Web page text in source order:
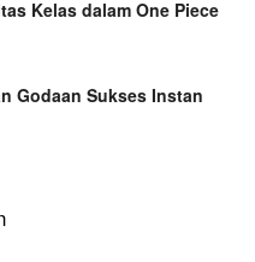
Kelas dalam One Piece
Godaan Sukses Instan